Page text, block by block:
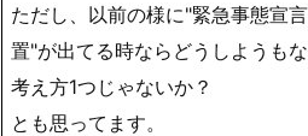
ただし、以前の様に"緊急事態宣
置"が出てる時ならどうしようも
考え方1つじゃないか？
とも思ってます。